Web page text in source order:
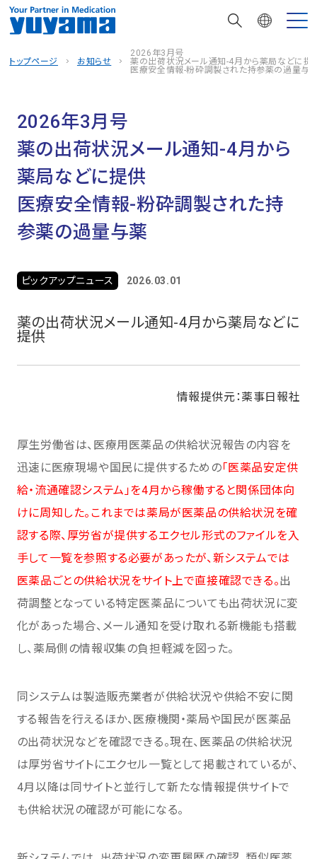
トップページ お知らせ
2026年3月号
薬の出荷状況メール通知-4月から薬局などに提
医療安全情報-粉砕調製された持参薬の過量与
2026年3月号
薬の出荷状況メール通知-4月から
薬局などに提供
医療安全情報-粉砕調製された持
参薬の過量与薬
ピックアップニュース 2026.03.01
薬の出荷状況メール通知-4月から薬局などに
提供
情報提供元：薬事日報社
厚生労働省は、医療用医薬品の供給状況報告の内容を
迅速に医療現場や国民に提供するための「医薬品安定供
給・流通確認システム」を4月から稼働すると関係団体向
けに周知した。これまでは薬局が医薬品の供給状況を確
認する際、厚労省が提供するエクセル形式のファイルを入
手して一覧を参照する必要があったが、新システムでは
医薬品ごとの供給状況をサイト上で直接確認できる。出
荷調整となっている特定医薬品についても出荷状況に変
化があった場合、メール通知を受け取れる新機能も搭載
し、薬局側の情報収集の負担軽減を図った。
同システムは製造販売業者が供給状況や供給不安に関
する報告を行えるほか、医療機関・薬局や国民が医薬品
の出荷状況などを確認できる。現在、医薬品の供給状況
は厚労省サイトにエクセル一覧として掲載されているが、
4月以降は同サイトと並行して新たな情報提供サイトで
も供給状況の確認が可能になる。